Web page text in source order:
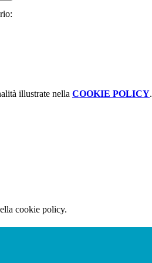
illustrate nella COOKIE POLICY.
cookie policy.